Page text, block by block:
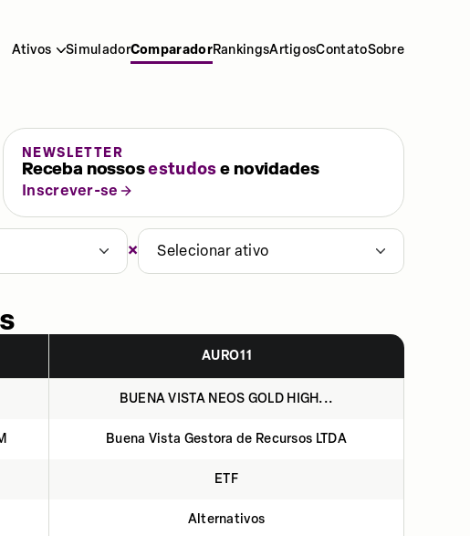
Ativos SimuladorComparadorRankingsArtigosContatoSobre
NEWSLETTER
Receba nossosestudose novidades
Inscrever-se
× Selecionar ativo
AURO11
BUENA VISTA NEOS GOLD HIGH...
Buena Vista Gestora de Recursos LTDA
ETF
Alternativos